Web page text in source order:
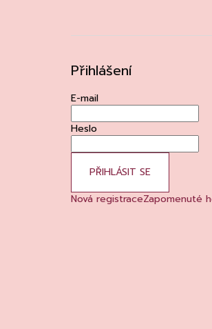
Přihlášení
E-mail
Heslo
PŘIHLÁSIT SE
Nová registraceZapomenuté